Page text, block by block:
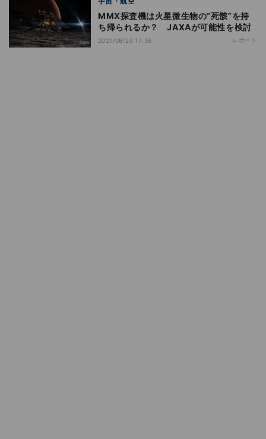
MMX探査機は火星微生物の“死骸”を持
ち帰られるか？ JAXAが可能性を検討
2021/08/20 17:56 レポート